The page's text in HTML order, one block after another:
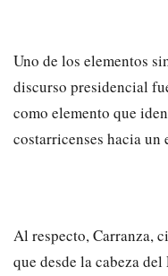
Uno de los elementos
discurso presidencial
como elemento que
costarricenses hacia un
Al respecto, Carranza,
que desde la cabeza